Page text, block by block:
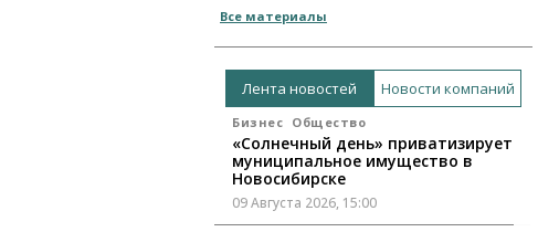
Все материалы
Лента новостей Новости компаний
Бизнес Общество
«Солнечный день» приватизирует
муниципальное имущество в
Новосибирске
09 Августа 2026, 15:00